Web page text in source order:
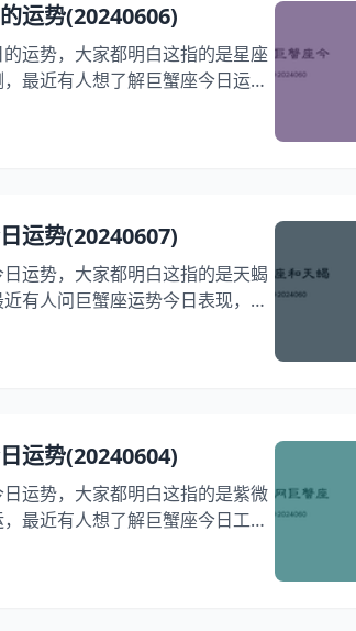
业学业：
运势(20240606)
运势，大家都明白这指的是星座
最近有人想了解巨蟹座今日运势
朋友想问巨蟹座今日运势如何，
巨蟹座运势今日运势占卜，跟随
，计划性强
运势(20240607)
运势，大家都明白这指的是天蝎
有人问巨蟹座运势今日表现，再
今日运势特点，非常高兴在本文
日运势如何，快来一起看看2024年
学业事业顺利
运势(20240604)
运势，大家都明白这指的是紫微
最近有人想了解巨蟹座今日工作
不少人想要了解巨蟹座今日财运
，我们将介绍巨蟹座今日健康建